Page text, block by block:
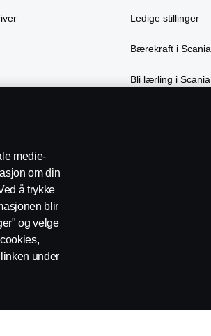
Ledige stillinger
Bærekraft i Scania
Bli lærling i Scania
Åpenhetsloven
medie-
om din
å trykke
blir
og velge
under